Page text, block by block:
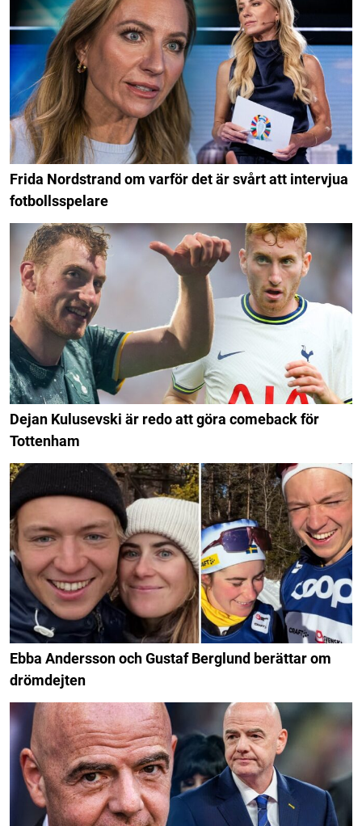
Frida Nordstrand om varför det är svårt att intervjua
fotbollsspelare
Dejan Kulusevski är redo att göra comeback för
Tottenham
Ebba Andersson och Gustaf Berglund berättar om
drömdejten